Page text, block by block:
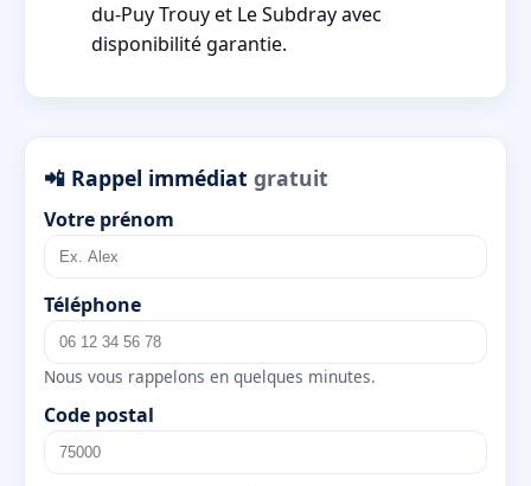
du-Puy Trouy et Le Subdray avec
disponibilité garantie.
📲 Rappel immédiat gratuit
Votre prénom
Téléphone
Nous vous rappelons en quelques minutes.
Code postal